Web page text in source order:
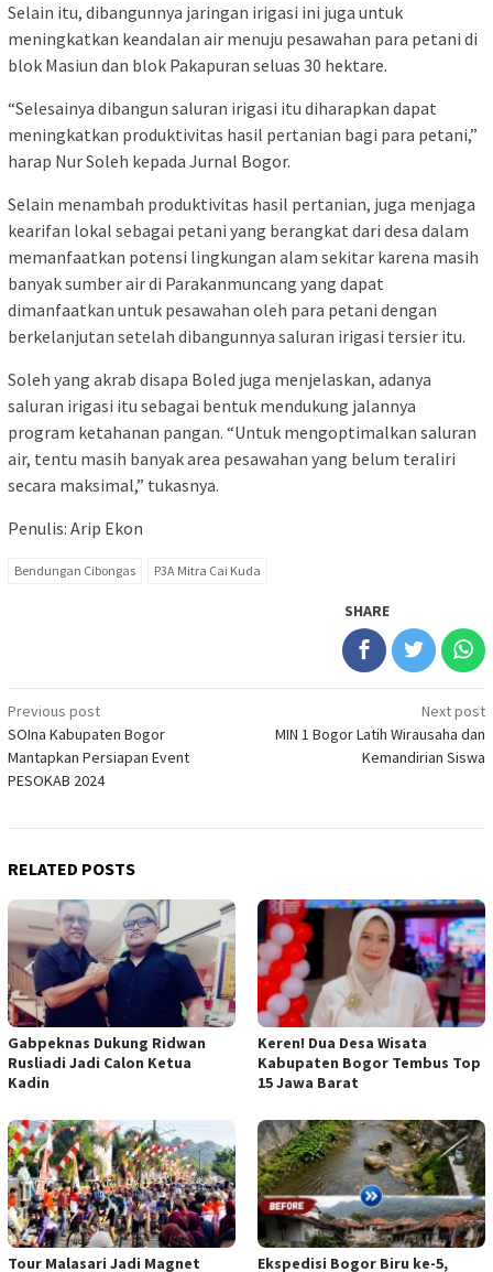
Selain itu, dibangunnya jaringan irigasi ini juga untuk
meningkatkan keandalan air menuju pesawahan para petani di
blok Masiun dan blok Pakapuran seluas 30 hektare.
“Selesainya dibangun saluran irigasi itu diharapkan dapat
meningkatkan produktivitas hasil pertanian bagi para petani,”
harap Nur Soleh kepada Jurnal Bogor.
Selain menambah produktivitas hasil pertanian, juga menjaga
kearifan lokal sebagai petani yang berangkat dari desa dalam
memanfaatkan potensi lingkungan alam sekitar karena masih
banyak sumber air di Parakanmuncang yang dapat
dimanfaatkan untuk pesawahan oleh para petani dengan
berkelanjutan setelah dibangunnya saluran irigasi tersier itu.
Soleh yang akrab disapa Boled juga menjelaskan, adanya
saluran irigasi itu sebagai bentuk mendukung jalannya
program ketahanan pangan. “Untuk mengoptimalkan saluran
air, tentu masih banyak area pesawahan yang belum teraliri
secara maksimal,” tukasnya.
Penulis: Arip Ekon
Bendungan Cibongas P3A Mitra Cai Kuda
SHARE
Post
navigation
Previous post
SOIna Kabupaten Bogor
Mantapkan Persiapan Event
PESOKAB 2024
Next post
MIN 1 Bogor Latih Wirausaha dan
Kemandirian Siswa
RELATED POSTS
Gabpeknas Dukung Ridwan
Rusliadi Jadi Calon Ketua
Kadin
Keren! Dua Desa Wisata
Kabupaten Bogor Tembus Top
15 Jawa Barat
Tour Malasari Jadi Magnet Ekspedisi Bogor Biru ke-5,